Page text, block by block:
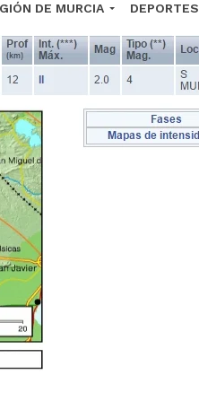
DE MURCIA DEPORTES